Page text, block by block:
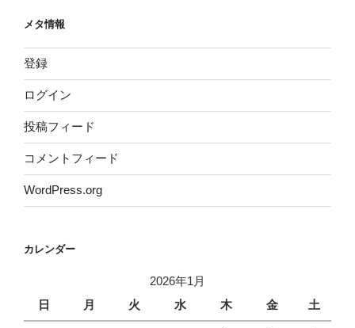
メタ情報
登録
ログイン
投稿フィード
コメントフィード
WordPress.org
カレンダー
2026年1月
日
月 火 水 木 金 土